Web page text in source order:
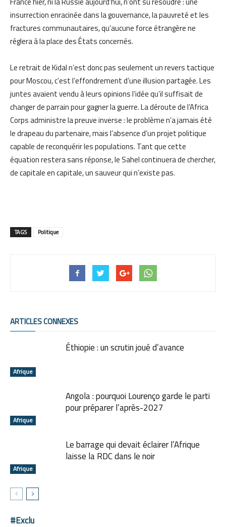
insurrection enracinée dans la gouvernance, la pauvreté et les
fractures communautaires, qu’aucune force étrangère ne
réglera à la place des États concernés.
Le retrait de Kidal n’est donc pas seulement un revers tactique
pour Moscou, c’est l’effondrement d’une illusion partagée. Les
juntes avaient vendu à leurs opinions l’idée qu’il suffisait de
changer de parrain pour gagner la guerre. La déroute de l’Africa
Corps administre la preuve inverse : le problème n’a jamais été
le drapeau du partenaire, mais l’absence d’un projet politique
capable de reconquérir les populations. Tant que cette
équation restera sans réponse, le Sahel continuera de chercher,
de capitale en capitale, un sauveur qui n’existe pas.
TAGS Politique
ARTICLES CONNEXES
Afrique
Éthiopie : un scrutin joué d’avance
Afrique
Angola : pourquoi Lourenço garde le parti
pour préparer l’après-2027
Afrique
Le barrage qui devait éclairer l’Afrique
laisse la RDC dans le noir
#Exclu